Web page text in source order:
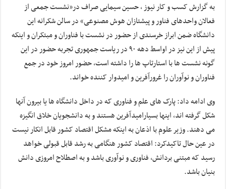
به گزارش کسب و کار نیوز ، حسین سیمایی صراف در«نشست جمعی از
فعالان واحدهای فناور و پیشتازان هوش مصنوعی» در سالن شکرانه این
دانشگاه ضمن ابراز خرسندی از حضور در نشست با فناوران و مبتکران و اینکه
پیش از این نیز در اواسط دهه ۹۰ در ریاست جمهوری تجربه حضور در این
گونه نشست ها با استارتاپ ها را داشته است، حضور امروز خود در جمع
فناوران و نوآوران را غرورآفرین و امیدوار کننده خواند.
وی ادامه داد: پارک های علم و فناوری که در داخل دانشگاه ها یا بیرون آنها
شکل گرفته اند، اینها بسیارامیدآفرین هستند و به دانشجویان خلاق انگیزه
می دهند. وزیر علوم با اذعان به اینکه مشکل اقتصاد کشور قابل انکار نیست
در عین حال تاکیدکرد: اقتصاد کشور هنگامی به رشد قابل قبولی خواهد
رسید که مبتنی بردانش، فناوری و نوآوری باشد و به اصطلاح امروزی دانش
بنیان باشد.